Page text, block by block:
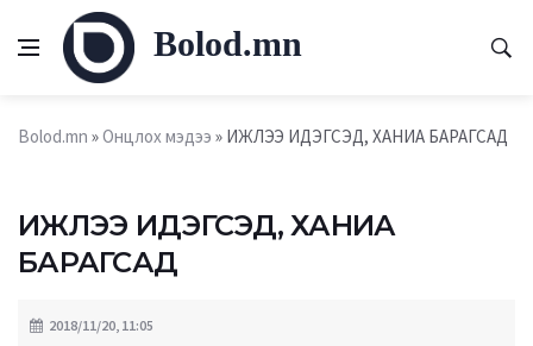
Bolod.mn
Bolod.mn »Онцлох мэдээ » ИЖЛЭЭ ИДЭГСЭД, ХАНИА БАРАГСАД
ИЖЛЭЭ ИДЭГСЭД, ХАНИА
БАРАГСАД
2018/11/20, 11:05